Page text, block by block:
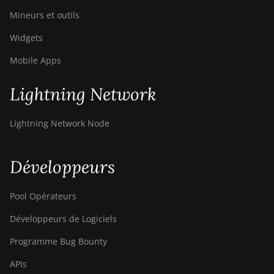
Mineurs et outils
Widgets
Mobile Apps
Lightning Network
Lightning Network Node
Développeurs
Pool Opérateurs
Développeurs de Logiciels
Programme Bug Bounty
APIs